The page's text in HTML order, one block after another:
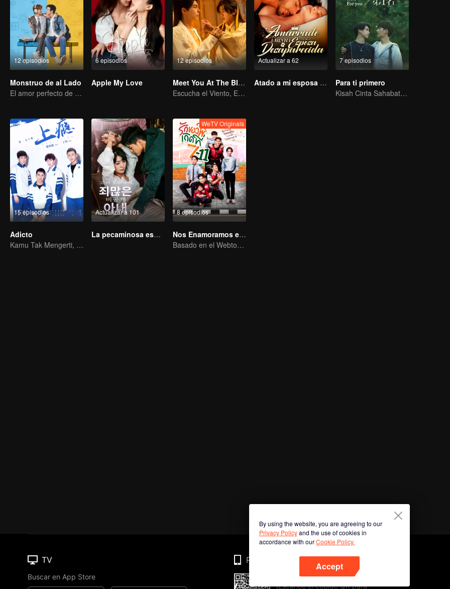
12 episodios
Monstruo de al Lado
El amor perfecto de un chico introvertido y extrovertido
6 episodios
Apple My Love
12 episodios
Meet You At The Blossom (Thai Ver.)
Escucha el Viento, Espera las Flores
Actualizar a 62
Atado a mi esposa desaparecida
7 episodios
Para ti primero
Kisah Cinta Sahabat Masa Kecil
15 episodios
Adicto
Kamu Tak Mengerti, Ini Juga Cinta
Actualizar a 101
La pecaminosa esposa secreta del Maestro Go (Ver. Coreana)
8 episodios
WeTV Originals
Nos Enamoramos en 7-11
Basado en el Webtoon Popular
By using the website, you are agreeing to our
Privacy Policyand the use of cookies in
accordance with ourCookie Policy.
Accept
TV
Buscar en App Store
Phone
¡Escanee el código QR para